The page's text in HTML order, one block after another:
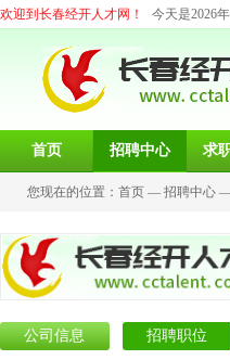
欢迎到长春经开人才网！ 今天是2026
首页 招聘中心 求
您现在的位置： 首页 — 招聘中心
公司信息 招聘职位